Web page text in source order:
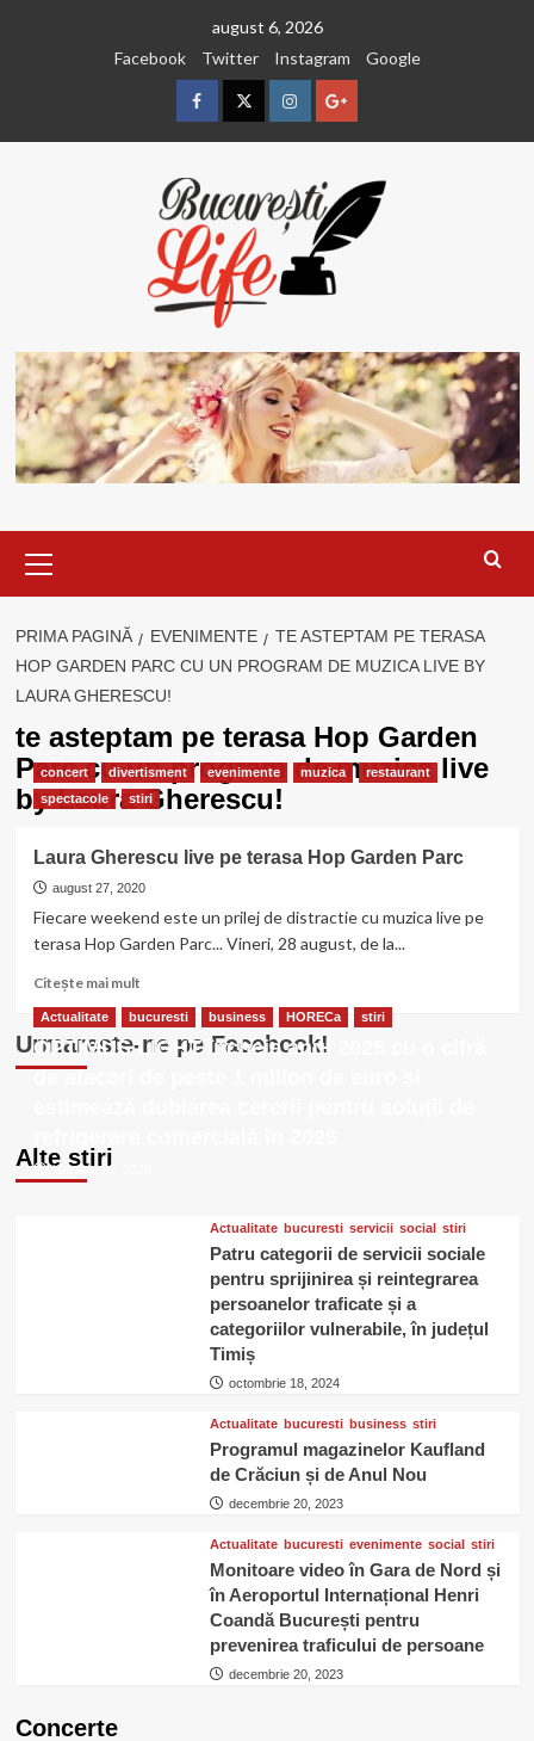
august 6, 2026
Facebook
Twitter Instagram Google
FacebookTwitterInstagramGoogle
principal
PRIMA PAGINĂ EVENIMENTE
TE ASTEPTAM PE TERASA
HOP GARDEN PARC CU UN PROGRAM DE MUZICA LIVE BY
LAURA GHERESCU!
te asteptam pe terasa Hop Garden
Parc cu un program de muzica live
by Laura Gherescu!
concert divertisment evenimente muzica
restaurant
spectacole
stiri
Laura Gherescu live pe terasa Hop Garden Parc
august 27, 2020
Fiecare weekend este un prilej de distractie cu muzica live pe
terasa Hop Garden Parc... Vineri, 28 august, de la...
Citește mai multCitește
multe
despre
Urmareste-ne pe Facebook!
Alte stiri
Actualitate bucuresti business HORECa stiri
OPTIMUS LIGHT încheie anul 2025 cu o cifră
de afaceri de peste 1 milion de euro și
ianuarie 23, 2026
Actualitate bucuresti servicii social stiri
Patru categorii de servicii sociale
pentru sprijinirea și reintegrarea
persoanelor traficate și a
categoriilor vulnerabile, în județul
Timiș
octombrie 18, 2024
Actualitate bucuresti business stiri
Programul magazinelor Kaufland
de Crăciun și de Anul Nou
decembrie 20, 2023
Actualitate bucuresti evenimente social stiri
Monitoare video în Gara de Nord și
în Aeroportul Internațional Henri
Coandă București pentru
prevenirea traficului de persoane
decembrie 20, 2023
Concerte